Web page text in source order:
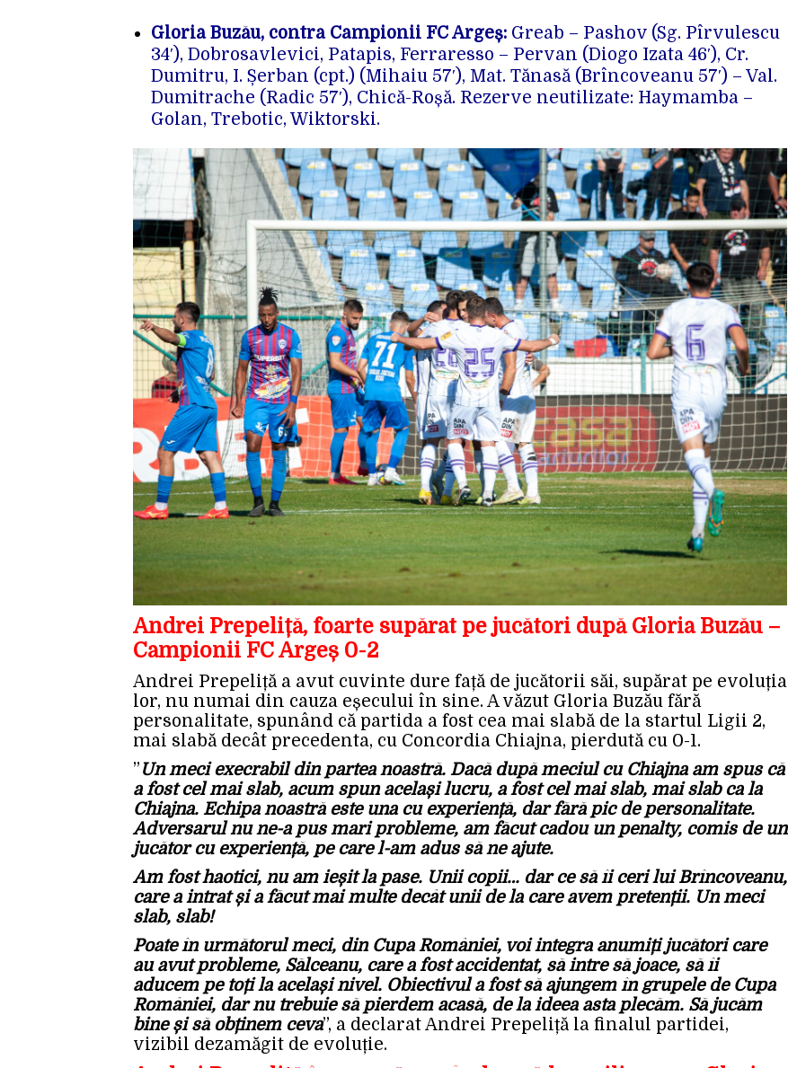
Gloria Buzău, contra Campionii FC Argeș: Greab – Pashov (Sg. Pîrvulescu
34′), Dobrosavlevici, Patapis, Ferraresso – Pervan (Diogo Izata 46′), Cr.
Dumitru, I. Șerban (cpt.) (Mihaiu 57′), Mat. Tănasă (Brîncoveanu 57′) – Val.
Dumitrache (Radic 57′), Chică-Roșă. Rezerve neutilizate: Haymamba –
Golan, Trebotic, Wiktorski.
Andrei Prepeliță, foarte supărat pe jucători după Gloria Buzău –
Campionii FC Argeș 0-2
Andrei Prepeliță a avut cuvinte dure față de jucătorii săi, supărat pe evoluția
lor, nu numai din cauza eșecului în sine. A văzut Gloria Buzău fără
personalitate, spunând că partida a fost cea mai slabă de la startul Ligii 2,
mai slabă decât precedenta, cu Concordia Chiajna, pierdută cu 0-1.
”Un meci execrabil din partea noastră. Dacă după meciul cu Chiajna am spus că
a fost cel mai slab, acum spun același lucru, a fost cel mai slab, mai slab ca la
Chiajna. Echipa noastră este una cu experiență, dar fără pic de personalitate.
Adversarul nu ne-a pus mari probleme, am făcut cadou un penalty, comis de un
jucător cu experiență, pe care l-am adus să ne ajute.
Am fost haotici, nu am ieșit la pase. Unii copii… dar ce să îi ceri lui Brîncoveanu,
care a intrat și a făcut mai multe decât unii de la care avem pretenții. Un meci
slab, slab!
Poate în următorul meci, din Cupa României, voi integra anumiți jucători care
au avut probleme, Sălceanu, care a fost accidentat, să intre să joace, să îi
aducem pe toți la același nivel. Obiectivul a fost să ajungem în grupele de Cupa
României, dar nu trebuie să pierdem acasă, de la ideea asta plecăm. Să jucăm
bine și să obținem ceva”, a declarat Andrei Prepeliță la finalul partidei,
vizibil dezamăgit de evoluție.